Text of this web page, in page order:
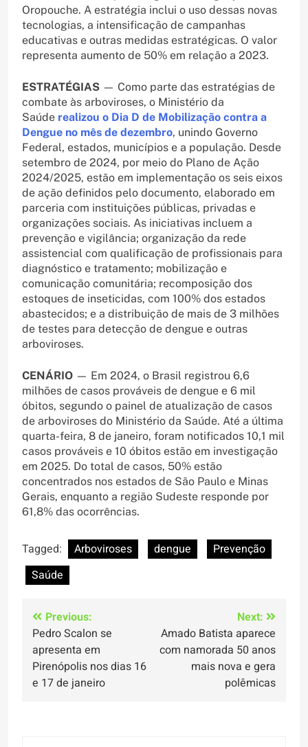
Oropouche. A estratégia inclui o uso dessas novas
tecnologias, a intensificação de campanhas
educativas e outras medidas estratégicas. O valor
representa aumento de 50% em relação a 2023.
ESTRATÉGIAS — Como parte das estratégias de
combate às arboviroses, o Ministério da
Saúde realizou o Dia D de Mobilização contra a
Dengue no mês de dezembro, unindo Governo
Federal, estados, municípios e a população. Desde
setembro de 2024, por meio do Plano de Ação
2024/2025, estão em implementação os seis eixos
de ação definidos pelo documento, elaborado em
parceria com instituições públicas, privadas e
organizações sociais. As iniciativas incluem a
prevenção e vigilância; organização da rede
assistencial com qualificação de profissionais para
diagnóstico e tratamento; mobilização e
comunicação comunitária; recomposição dos
estoques de inseticidas, com 100% dos estados
abastecidos; e a distribuição de mais de 3 milhões
de testes para detecção de dengue e outras
arboviroses.
CENÁRIO — Em 2024, o Brasil registrou 6,6
milhões de casos prováveis de dengue e 6 mil
óbitos, segundo o painel de atualização de casos
de arboviroses do Ministério da Saúde. Até a última
quarta-feira, 8 de janeiro, foram notificados 10,1 mil
casos prováveis e 10 óbitos estão em investigação
em 2025. Do total de casos, 50% estão
concentrados nos estados de São Paulo e Minas
Gerais, enquanto a região Sudeste responde por
61,8% das ocorrências.
Tagged: Arboviroses dengue
Prevenção
Saúde
Navegação
de
Post
Previous:
Pedro Scalon se
apresenta em
Pirenópolis nos dias 16
e 17 de janeiro
Next:
Amado Batista aparece
com namorada 50 anos
mais nova e gera
polêmicas